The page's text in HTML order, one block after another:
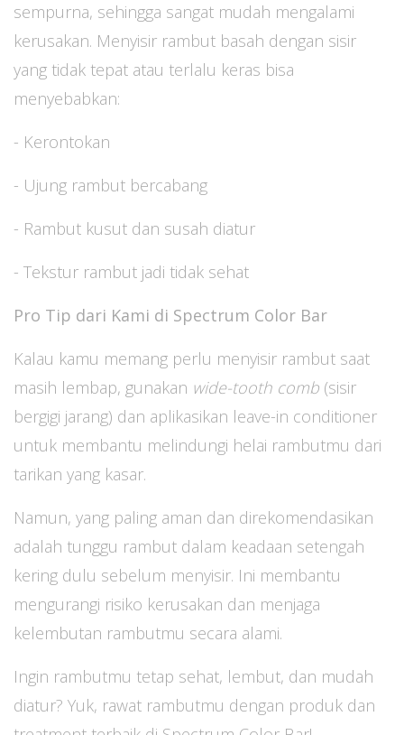
sempurna, sehingga sangat mudah mengalami
kerusakan. Menyisir rambut basah dengan sisir
yang tidak tepat atau terlalu keras bisa
menyebabkan:
- Kerontokan
- Ujung rambut bercabang
- Rambut kusut dan susah diatur
- Tekstur rambut jadi tidak sehat
Pro Tip dari Kami di Spectrum Color Bar
Kalau kamu memang perlu menyisir rambut saat
masih lembap, gunakan wide-tooth comb (sisir
bergigi jarang) dan aplikasikan leave-in conditioner
untuk membantu melindungi helai rambutmu dari
tarikan yang kasar.
Namun, yang paling aman dan direkomendasikan
adalah tunggu rambut dalam keadaan setengah
kering dulu sebelum menyisir. Ini membantu
mengurangi risiko kerusakan dan menjaga
kelembutan rambutmu secara alami.
Ingin rambutmu tetap sehat, lembut, dan mudah
diatur? Yuk, rawat rambutmu dengan produk dan